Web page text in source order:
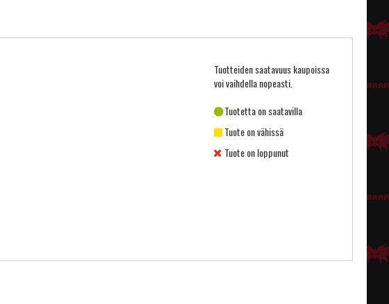
Tuotteiden saatavuus kaupoissa
voi vaihdella nopeasti.
Tuotetta on saatavilla
Tuote on vähissä
Tuote on loppunut